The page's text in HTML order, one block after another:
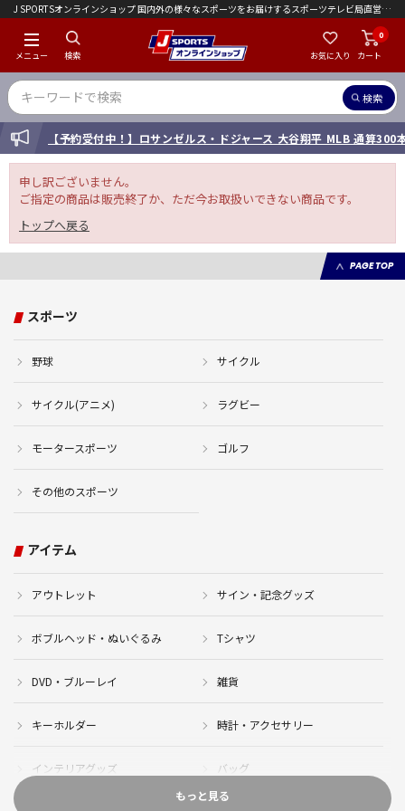
J SPORTSオンラインショップ 国内外の様々なスポーツをお届けするスポーツテレビ局直営店｜会員限定初回ご注文送料無料キャンペーン実施中！
メニュー 検索 お気に入り カート
0
検索
INFORMATION【予約受付中！】ロサンゼルス・ドジャース 大谷翔平 MLB 通算300
申し訳ございません。
ご指定の商品は販売終了か、ただ今お取扱いできない商品です。
トップへ戻る
PAGE TOP
スポーツ
野球 サイクル
サイクル(アニメ) ラグビー
モータースポーツ ゴルフ
その他のスポーツ
アイテム
アウトレット サイン・記念グッズ
ボブルヘッド・ぬいぐるみ Tシャツ
DVD・ブルーレイ 雑貨
キーホルダー 時計・アクセサリー
インテリアグッズ バッグ
もっと見る